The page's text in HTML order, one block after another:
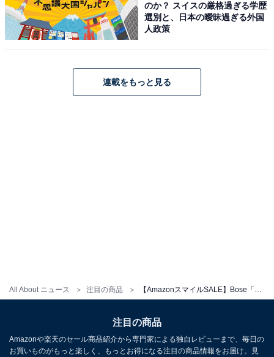
All About ニュース 注目の商品
ホワイトスモーク
Amazonで見る
Bose「QuietComfort Earbuds」
Bose「QuietComfort Ultra Headphones」
のか？ スイスの厳格過ぎる学歴
選別と、日本の曖昧過ぎる外国
人政策
連載をもっと見る
注目の商品
Amazonや楽天のセール商品紹介から専門家による独自レビューまで、毎日の
お買いものがもっと楽しく、もっとお得になる注目の商品情報をお届け。見